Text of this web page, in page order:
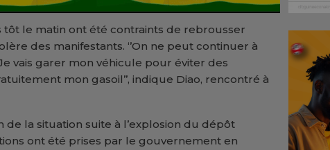
tôt le matin ont été contraints de rebrousser
des manifestants. ‘’On ne peut continuer à
vais garer mon véhicule pour éviter des
mon gasoil’’, indique Diao, rencontré à
de la situation suite à l’explosion du dépôt
ont été prises par le gouvernement en